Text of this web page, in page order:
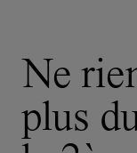
Ne
plus